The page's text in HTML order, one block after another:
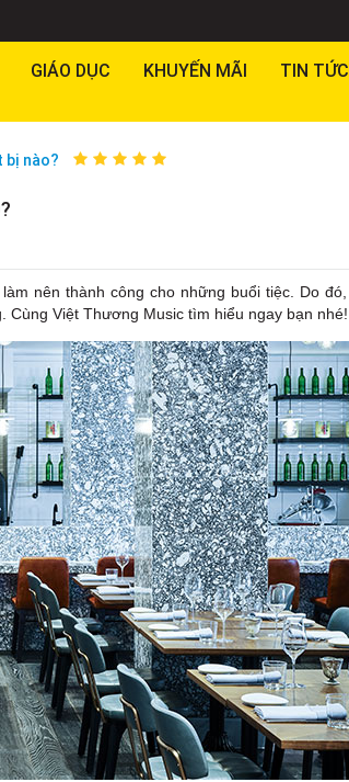
GIÁO DỤC KHUYẾN MÃI TIN TỨC
bị nào?
nên thành công cho những buổi tiệc. Do
Cùng Việt Thương Music tìm hiểu ngay bạn nhé!